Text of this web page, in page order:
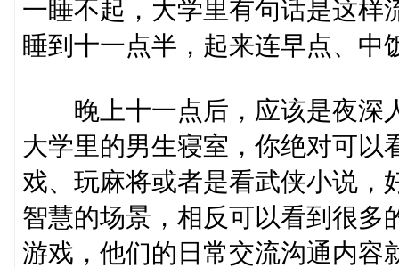
一睡不起，大学里有句话是这样
睡到十一点半，起来连早点、中
晚上十一点后，应该是夜深
大学里的男生寝室，你绝对可以
戏、玩麻将或者是看武侠小说，
智慧的场景，相反可以看到很多
游戏，他们的日常交流沟通内容